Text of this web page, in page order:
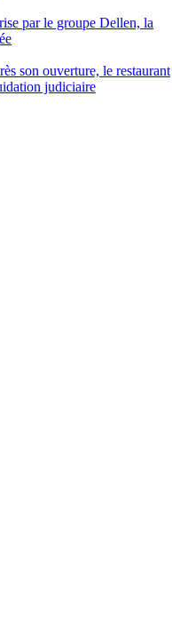
par le groupe Dellen, la
son ouverture, le restaurant
judiciaire